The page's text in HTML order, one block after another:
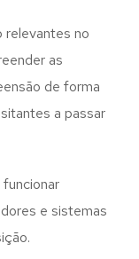
relevantes no
as
de forma
a passar
e sistemas